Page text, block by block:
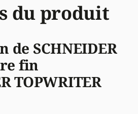
du produit
de SCHNEIDER
fin
TOPWRITER